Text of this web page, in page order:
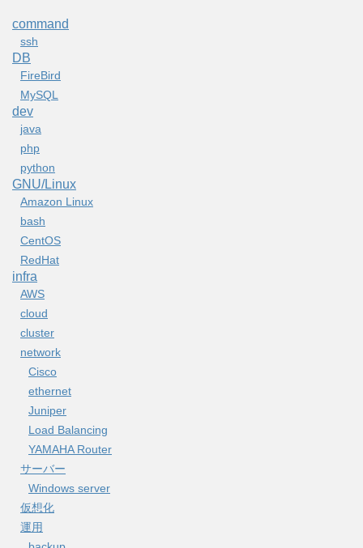
command
ssh
DB
FireBird
MySQL
dev
java
php
python
GNU/Linux
Amazon Linux
bash
CentOS
RedHat
infra
AWS
cloud
cluster
network
Cisco
ethernet
Juniper
Load Balancing
YAMAHA Router
サーバー
Windows server
仮想化
運用